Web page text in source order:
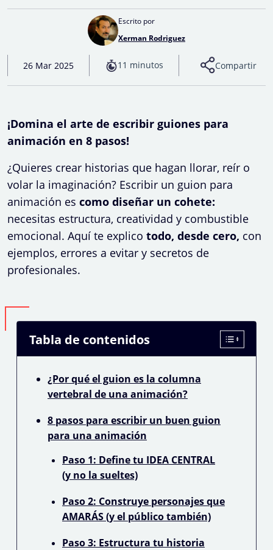
Escrito por
Xerman Rodriguez
26 Mar 2025 11 minutos Compartir
¡Domina el arte de escribir guiones para
animación en 8 pasos!
¿Quieres crear historias que hagan llorar, reír o
volar la imaginación? Escribir un guion para
animación es como diseñar un cohete:
necesitas estructura, creatividad y combustible
emocional. Aquí te explico todo, desde cero, con
ejemplos, errores a evitar y secretos de
profesionales.
Tabla de contenidos
¿Por qué el guion es la columna
vertebral de una animación?
8 pasos para escribir un buen guion
para una animación
Paso 1: Define tu IDEA CENTRAL
(y no la sueltes)
Paso 2: Construye personajes que
AMARÁS (y el público también)
Paso 3: Estructura tu historia